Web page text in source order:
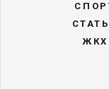
ЖКХ